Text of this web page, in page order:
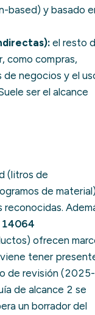
based) y basado
el resto
como compras,
negocios y el
ser el alcance
(litros de
de
14064
ofrecen
tener
de revisión (2025-
de alcance 2 se
un borrador del